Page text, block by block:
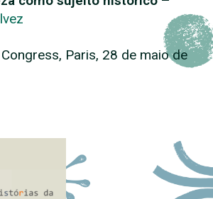
Paris, 28 de maio de